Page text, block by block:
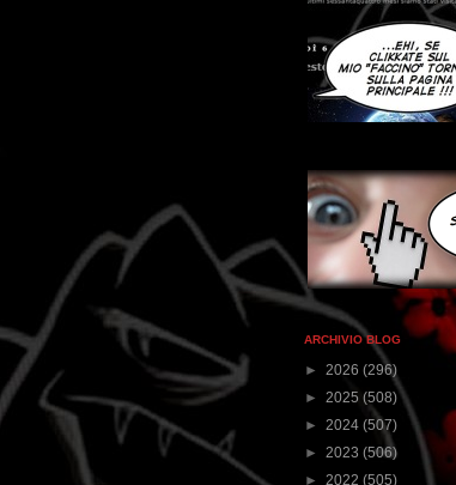
ARCHIVIO BLOG
► 2026 (296)
► 2025 (508)
► 2024 (507)
► 2023 (506)
► 2022 (505)